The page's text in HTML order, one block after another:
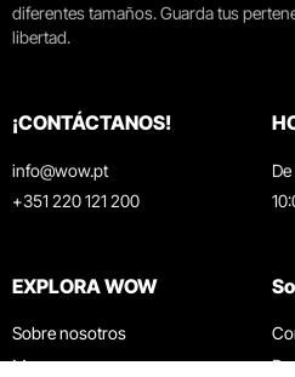
diferentes tamaños. Guarda tus
libertad.
¡CONTÁCTANOS!
info@wow.pt
+351 220 121 200
EXPLORA WOW
Sobre nosotros
Museos